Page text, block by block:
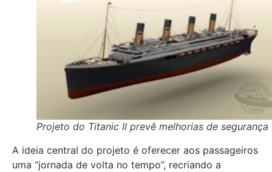
Projeto do Titanic II prevê melhorias de segurança
A ideia central do projeto é oferecer aos passageiros
uma “jornada de volta no tempo”, recriando a